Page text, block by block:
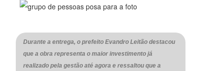
Durante a entrega, o prefeito Evandro Leitão destacou
que a obra representa o maior investimento já
realizado pela gestão até agora e ressaltou que a